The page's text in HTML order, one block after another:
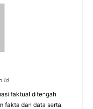
faktual ditengah
fakta dan data serta